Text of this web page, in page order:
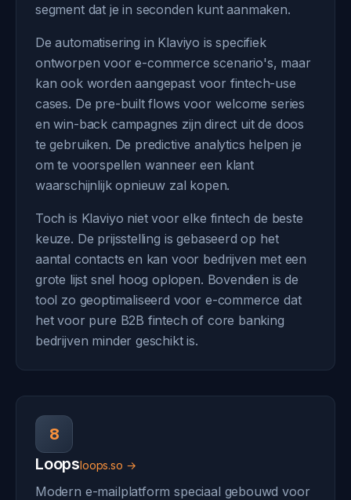
segment dat je in seconden kunt aanmaken.
De automatisering in Klaviyo is specifiek
ontworpen voor e-commerce scenario's, maar
kan ook worden aangepast voor fintech-use
cases. De pre-built flows voor welcome series
en win-back campagnes zijn direct uit de doos
te gebruiken. De predictive analytics helpen je
om te voorspellen wanneer een klant
waarschijnlijk opnieuw zal kopen.
Toch is Klaviyo niet voor elke fintech de beste
keuze. De prijsstelling is gebaseerd op het
aantal contacts en kan voor bedrijven met een
grote lijst snel hoog oplopen. Bovendien is de
tool zo geoptimaliseerd voor e-commerce dat
het voor pure B2B fintech of core banking
bedrijven minder geschikt is.
8
Loopsloops.so →
Modern e-mailplatform speciaal gebouwd voor